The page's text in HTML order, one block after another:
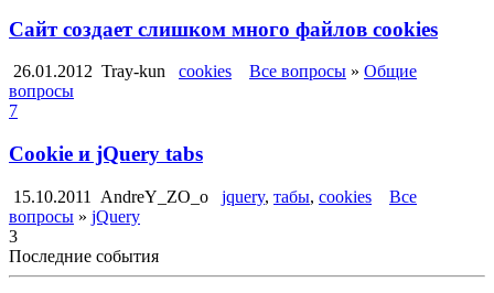
Сайт создает слишком много файлов cookies
26.01.2012 Tray-kun cookies Все вопросы » Общие
вопросы
7
Cookie и jQuery tabs
15.10.2011 AndreY_ZO_o jquery, табы, cookies
Все
вопросы » jQuery
3
Последние события